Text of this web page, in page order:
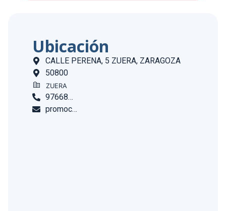
Ubicación
CALLE PERENA, 5 ZUERA, ZARAGOZA
50800
ZUERA
976680450
promocontrol@telefonica.net